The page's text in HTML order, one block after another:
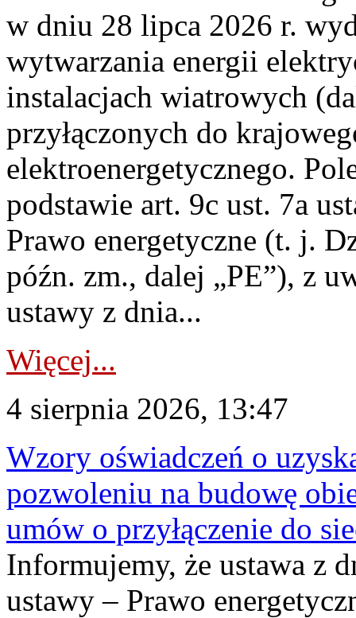
w dniu 28 lipca 2026 r.
wytwarzania energii
instalacjach wiatrowych
przyłączonych do
elektroenergetycznego.
podstawie art. 9c ust. 7a
Prawo energetyczne (t. j.
późn. zm., dalej „PE”), z
ustawy z dnia...
Więcej...
4 sierpnia 2026, 13:47
Wzory oświadczeń o
pozwoleniu na budowę
umów o przyłączenie do
Informujemy, że ustawa z
ustawy – Prawo